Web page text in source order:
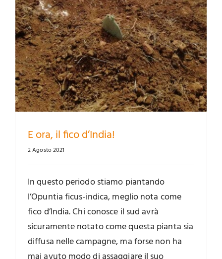
E ora, il fico d’India!
2 Agosto 2021
In questo periodo stiamo piantando
l’Opuntia ficus-indica, meglio nota come
fico d’India. Chi conosce il sud avrà
sicuramente notato come questa pianta sia
diffusa nelle campagne, ma forse non ha